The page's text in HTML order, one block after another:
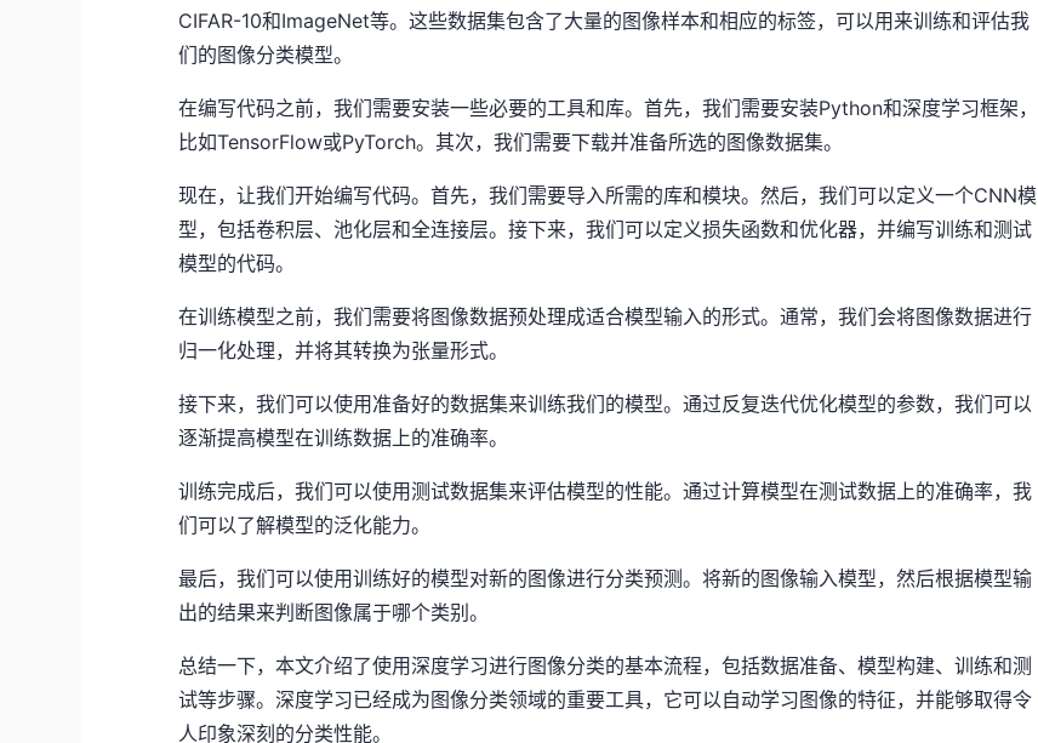
CIFAR-10和ImageNet等。这些数据集包含了大量的图像样本和相应的标签，可以用来训练和评估我
们的图像分类模型。
在编写代码之前，我们需要安装一些必要的工具和库。首先，我们需要安装Python和深度学习框架，
比如TensorFlow或PyTorch。其次，我们需要下载并准备所选的图像数据集。
现在，让我们开始编写代码。首先，我们需要导入所需的库和模块。然后，我们可以定义一个CNN模
型，包括卷积层、池化层和全连接层。接下来，我们可以定义损失函数和优化器，并编写训练和测试
模型的代码。
在训练模型之前，我们需要将图像数据预处理成适合模型输入的形式。通常，我们会将图像数据进行
归一化处理，并将其转换为张量形式。
接下来，我们可以使用准备好的数据集来训练我们的模型。通过反复迭代优化模型的参数，我们可以
逐渐提高模型在训练数据上的准确率。
训练完成后，我们可以使用测试数据集来评估模型的性能。通过计算模型在测试数据上的准确率，我
们可以了解模型的泛化能力。
最后，我们可以使用训练好的模型对新的图像进行分类预测。将新的图像输入模型，然后根据模型输
出的结果来判断图像属于哪个类别。
总结一下，本文介绍了使用深度学习进行图像分类的基本流程，包括数据准备、模型构建、训练和测
试等步骤。深度学习已经成为图像分类领域的重要工具，它可以自动学习图像的特征，并能够取得令
人印象深刻的分类性能。